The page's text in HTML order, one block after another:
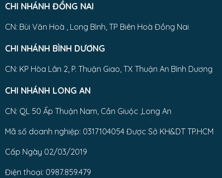
CHI NHÁNH ĐỒNG NAI
CN: Bùi Văn Hoà , Long Bình, TP Biên Hoà Đồng Nai
CHI NHÁNH BÌNH DƯƠNG
CN: KP Hòa Lân 2, P. Thuận Giao, TX Thuận An Bình Dương
CHI NHÁNH LONG AN
CN: QL 50 Ấp Thuận Nam, Cần Giuộc ,Long An
Mã số doanh nghiệp: 0317104054 Được Sở KH&DT TP.HCM
Cấp Ngày 02/03/2019
Điện thoại: 0987.859.479